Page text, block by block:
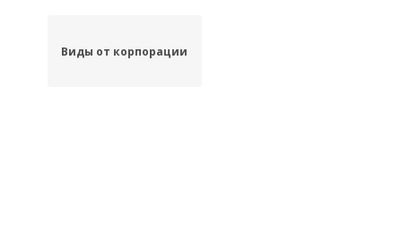
Виды от корпорации